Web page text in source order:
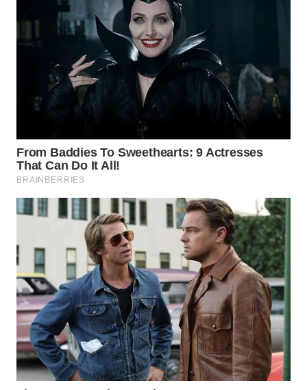
LANGKAT
WN
TAPANULI
SELATAN
TANJUNG
LESUNG
WN
KARO
SIMALUNGUN
WN
LABUHANBATU
WN
TAPANULI
TENGAH